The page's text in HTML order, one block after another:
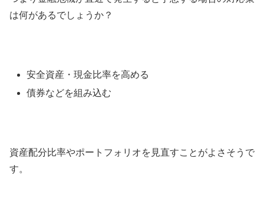
は何があるでしょうか？
安全資産・現金比率を高める
債券などを組み込む
資産配分比率やポートフォリオを見直すことがよさそうで
す。